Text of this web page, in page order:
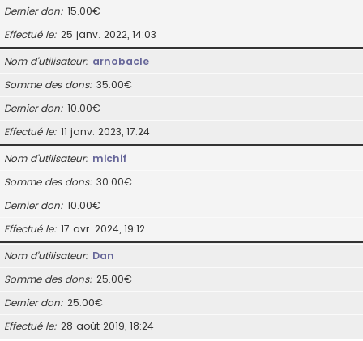
Dernier don 15.00€
Effectué le 25 janv. 2022, 14:03
Nom d’utilisateur arnobacle
Somme des dons 35.00€
Dernier don 10.00€
Effectué le 11 janv. 2023, 17:24
Nom d’utilisateur michif
Somme des dons 30.00€
Dernier don 10.00€
Effectué le 17 avr. 2024, 19:12
Nom d’utilisateur Dan
Somme des dons 25.00€
Dernier don 25.00€
Effectué le 28 août 2019, 18:24